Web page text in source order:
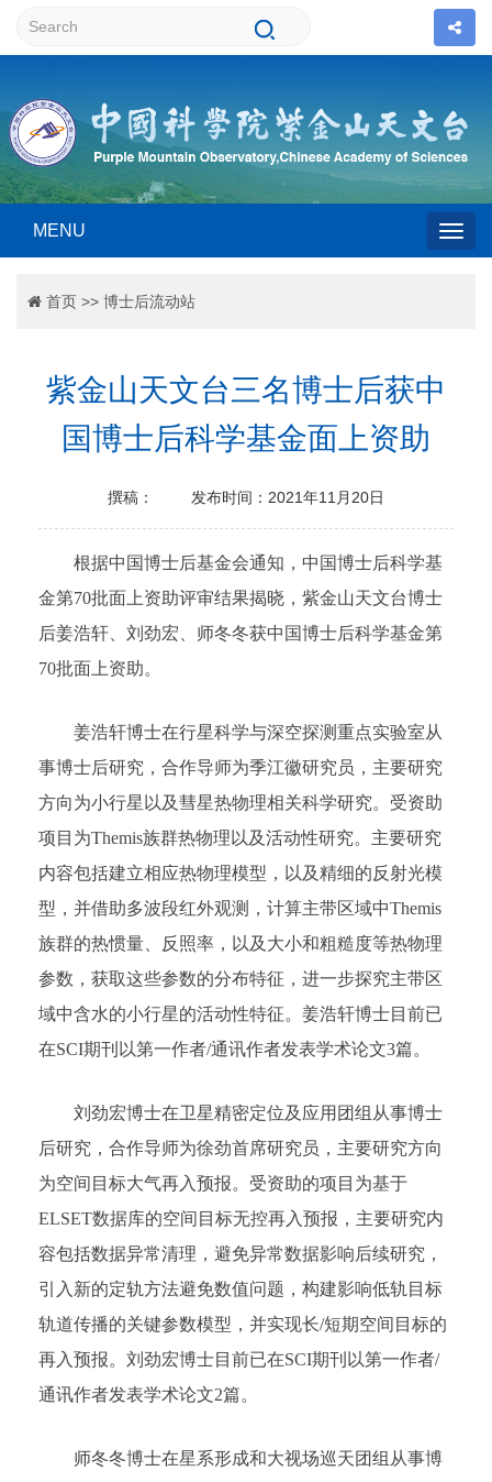
MENU
首页 >> 博士后流动站
紫金山天文台三名博士后获中
国博士后科学基金面上资助
撰稿： 发布时间：2021年11月20日
根据中国博士后基金会通知，中国博士后科学基
金第70批面上资助评审结果揭晓，紫金山天文台博士
后姜浩轩、刘劲宏、师冬冬获中国博士后科学基金第
70批面上资助。
姜浩轩博士在行星科学与深空探测重点实验室从
事博士后研究，合作导师为季江徽研究员，主要研究
方向为小行星以及彗星热物理相关科学研究。受资助
项目为Themis族群热物理以及活动性研究。主要研究
内容包括建立相应热物理模型，以及精细的反射光模
型，并借助多波段红外观测，计算主带区域中Themis
族群的热惯量、反照率，以及大小和粗糙度等热物理
参数，获取这些参数的分布特征，进一步探究主带区
域中含水的小行星的活动性特征。姜浩轩博士目前已
在SCI期刊以第一作者/通讯作者发表学术论文3篇。
刘劲宏博士在卫星精密定位及应用团组从事博士
后研究，合作导师为徐劲首席研究员，主要研究方向
为空间目标大气再入预报。受资助的项目为基于
ELSET数据库的空间目标无控再入预报，主要研究内
容包括数据异常清理，避免异常数据影响后续研究，
引入新的定轨方法避免数值问题，构建影响低轨目标
轨道传播的关键参数模型，并实现长/短期空间目标的
再入预报。刘劲宏博士目前已在SCI期刊以第一作者/
通讯作者发表学术论文2篇。
师冬冬博士在星系形成和大视场巡天团组从事博